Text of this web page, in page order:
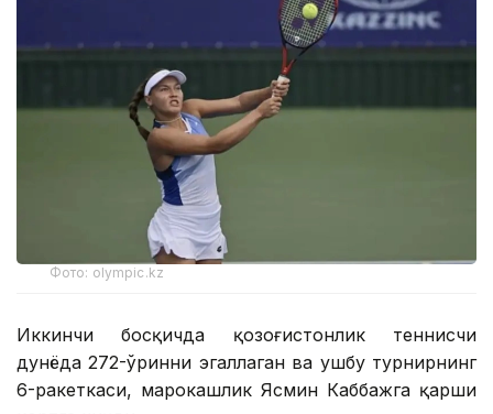
Фото: olympic.kz
Иккинчи босқичда қозоғистонлик теннисчи
дунёда 272-ўринни эгаллаган ва ушбу турнирнинг
6-ракеткаси, марокашлик Ясмин Каббажга қарши